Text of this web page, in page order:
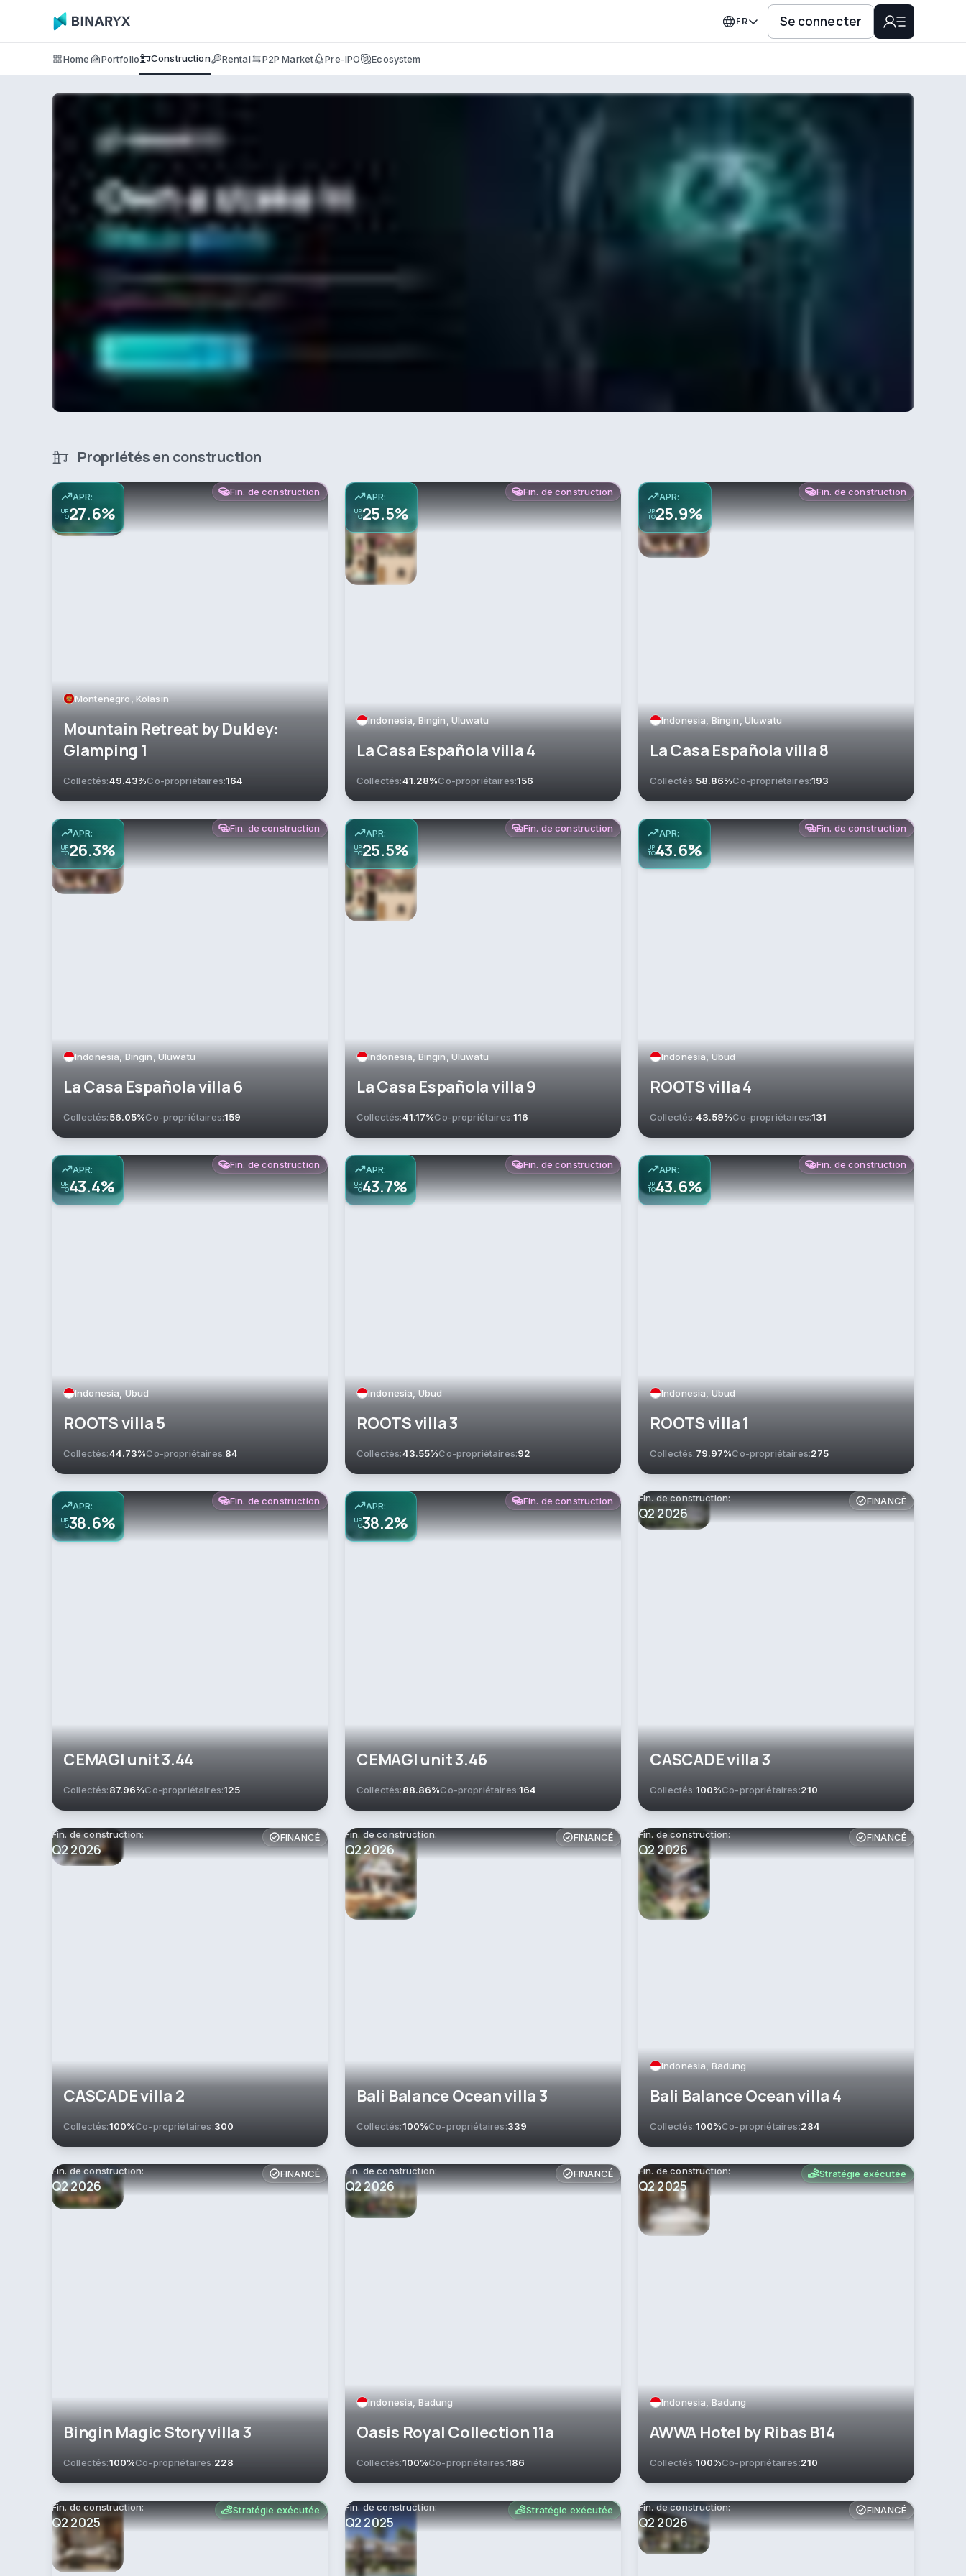
FR Se connecter
Home Portfolio Construction Rental P2P Market Pre-IPO Ecosystem
Propriétés en construction
APR:
UP
TO27.6%
Fin. de construction
Montenegro, Kolasin
Mountain Retreat by Dukley:
Glamping 1
Collectés:49.43%Co-propriétaires:164
APR:
UP
TO25.5%
Fin. de construction
Indonesia, Bingin, Uluwatu
La Casa Española villa 4
Collectés:41.28%Co-propriétaires:156
APR:
UP
TO25.9%
Fin. de construction
Indonesia, Bingin, Uluwatu
La Casa Española villa 8
Collectés:58.86%Co-propriétaires:193
APR:
UP
TO26.3%
Fin. de construction
Indonesia, Bingin, Uluwatu
La Casa Española villa 6
Collectés:56.05%Co-propriétaires:159
APR:
UP
TO25.5%
Fin. de construction
Indonesia, Bingin, Uluwatu
La Casa Española villa 9
Collectés:41.17%Co-propriétaires:116
APR:
UP
TO43.6%
Fin. de construction
Indonesia, Ubud
ROOTS villa 4
Collectés:43.59%Co-propriétaires:131
APR:
UP
TO43.4%
Fin. de construction
Indonesia, Ubud
ROOTS villa 5
Collectés:44.73%Co-propriétaires:84
APR:
UP
TO43.7%
Fin. de construction
Indonesia, Ubud
ROOTS villa 3
Collectés:43.55%Co-propriétaires:92
APR:
UP
TO43.6%
Fin. de construction
Indonesia, Ubud
ROOTS villa 1
Collectés:79.97%Co-propriétaires:275
APR:
UP
TO38.6%
Fin. de construction
СEMAGI unit 3.44
Collectés:87.96%Co-propriétaires:125
APR:
UP
TO38.2%
Fin. de construction
СEMAGI unit 3.46
Collectés:88.86%Co-propriétaires:164
Fin. de construction:
Q2 2026
FINANCÉ
CASCADE villa 3
Collectés:100%Co-propriétaires:210
Fin. de construction:
Q2 2026
FINANCÉ
CASCADE villa 2
Collectés:100%Co-propriétaires:300
Fin. de construction:
Q2 2026
FINANCÉ
Bali Balance Ocean villa 3
Collectés:100%Co-propriétaires:339
Fin. de construction:
Q2 2026
FINANCÉ
Indonesia, Badung
Bali Balance Ocean villa 4
Collectés:100%Co-propriétaires:284
Fin. de construction:
Q2 2026
FINANCÉ
Bingin Magic Story villa 3
Collectés:100%Co-propriétaires:228
Fin. de construction:
Q2 2026
FINANCÉ
Indonesia, Badung
Oasis Royal Collection 11a
Collectés:100%Co-propriétaires:186
Fin. de construction:
Q2 2025
Stratégie exécutée
Indonesia, Badung
AWWA Hotel by Ribas B14
Collectés:100%Co-propriétaires:210
Fin. de construction:
Q2 2025
Stratégie exécutée Fin. de construction:
Q2 2025
Stratégie exécutée Fin. de construction:
Q2 2026
FINANCÉ